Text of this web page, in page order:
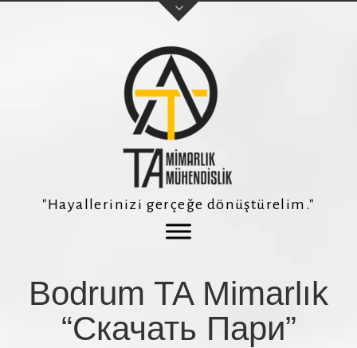
Telefon Numaranız *
Konu
"Hayallerinizi gerçeğe dönüştürelim."
Bodrum TA Mimarlık
“Скачать Пари”